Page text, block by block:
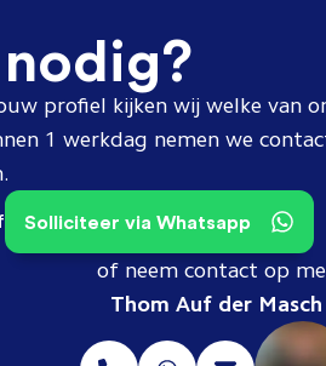
profiel kijken wij welke van
1 werkdag nemen we
Solliciteer via Whatsapp
of neem contact op
Thom Auf der Masch